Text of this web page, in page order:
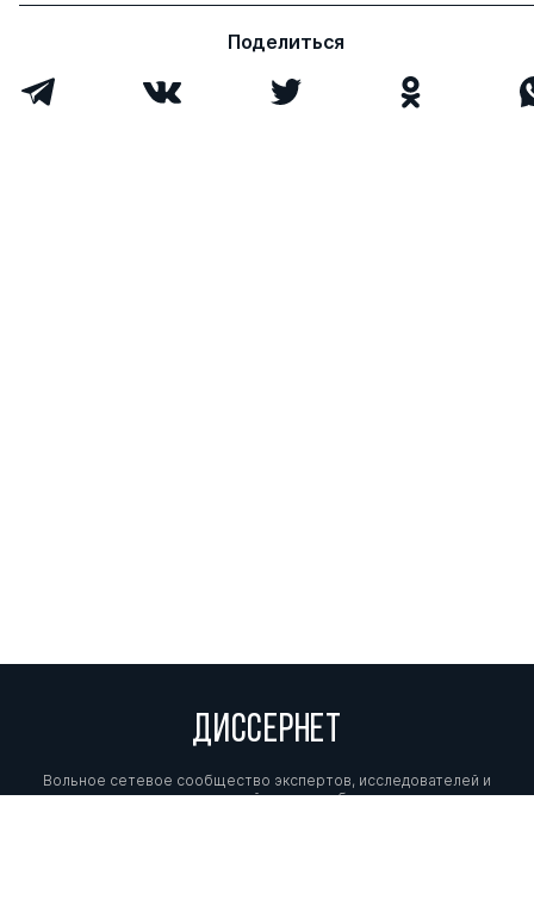
Поделиться
ДИССЕРНЕТ
Вольное сетевое сообщество экспертов, исследователей и
репортеров, посвящающих свой труд разоблачениям мошенников,